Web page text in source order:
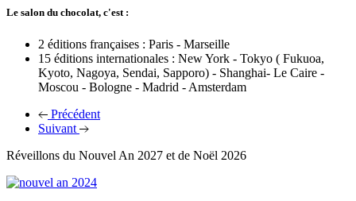
Le salon du chocolat, c'est :
2 éditions françaises : Paris - Marseille
15 éditions internationales : New York - Tokyo ( Fukuoa,
Kyoto, Nagoya, Sendai, Sapporo) - Shanghai- Le Caire -
Moscou - Bologne - Madrid - Amsterdam
Précédent
Suivant
Réveillons du Nouvel An 2027 et de Noël 2026